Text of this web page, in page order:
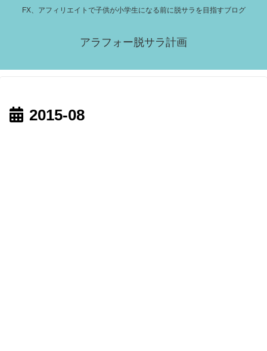
FX、アフィリエイトで子供が小学生になる前に脱サラを目指すブログ
アラフォー脱サラ計画
2015-08